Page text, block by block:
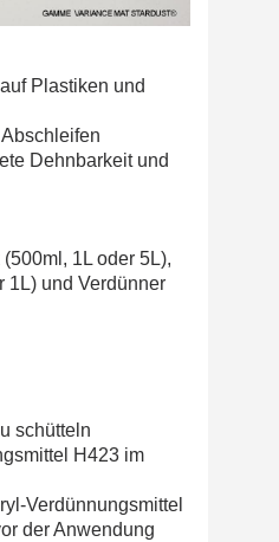
Plastiken und
Dehnbarkeit und
1L oder 5L),
1L) und Verdünner
schütteln
H423 im
Verdünnungsmittel
der Anwendung